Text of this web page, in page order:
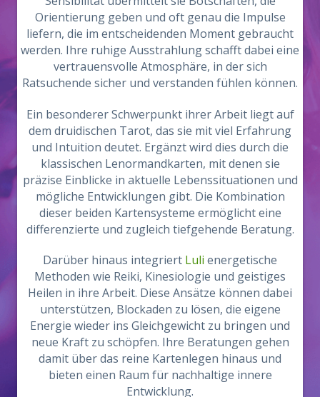
Orientierung geben und oft genau die Impulse
liefern, die im entscheidenden Moment gebraucht
werden. Ihre ruhige Ausstrahlung schafft dabei eine
vertrauensvolle Atmosphäre, in der sich
Ratsuchende sicher und verstanden fühlen können.
Ein besonderer Schwerpunkt ihrer Arbeit liegt auf
dem druidischen Tarot, das sie mit viel Erfahrung
und Intuition deutet. Ergänzt wird dies durch die
klassischen Lenormandkarten, mit denen sie
präzise Einblicke in aktuelle Lebenssituationen und
mögliche Entwicklungen gibt. Die Kombination
dieser beiden Kartensysteme ermöglicht eine
differenzierte und zugleich tiefgehende Beratung.
Darüber hinaus integriert Luli energetische
Methoden wie Reiki, Kinesiologie und geistiges
Heilen in ihre Arbeit. Diese Ansätze können dabei
unterstützen, Blockaden zu lösen, die eigene
Energie wieder ins Gleichgewicht zu bringen und
neue Kraft zu schöpfen. Ihre Beratungen gehen
damit über das reine Kartenlegen hinaus und
bieten einen Raum für nachhaltige innere
Entwicklung.